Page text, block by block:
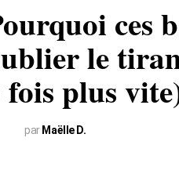
ces
le
fois plus
par Maëlle D.